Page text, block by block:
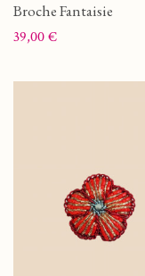
Broche Fantaisie
Prix
39,00 €